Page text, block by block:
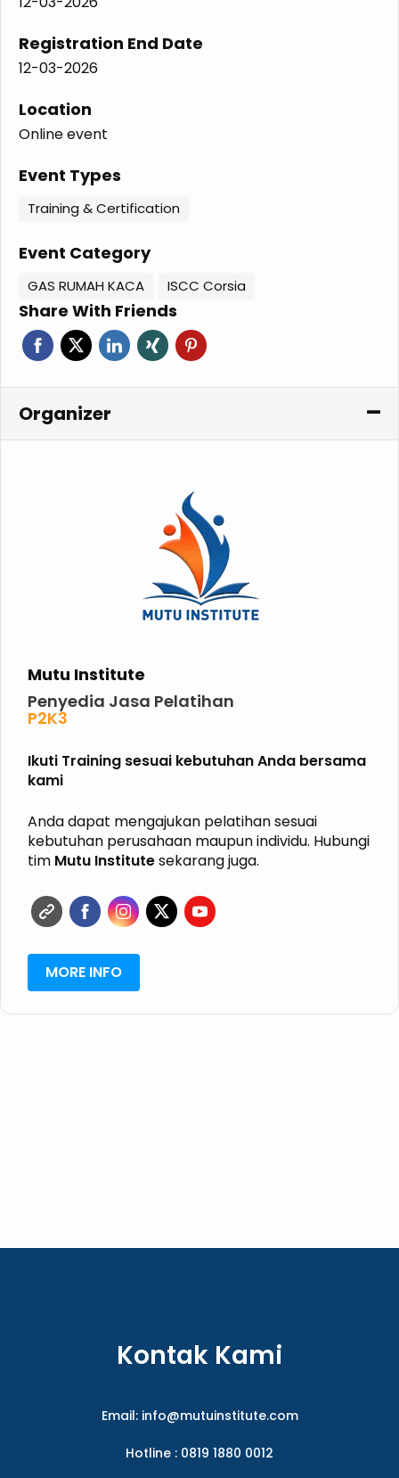
Registration End Date
12-03-2026
Location
Online event
Event Types
Training & Certification
Event Category
GAS RUMAH KACA ISCC Corsia
Share With Friends
Organizer
Mutu Institute
Penyedia Jasa Pelatihan
P2K3
K3 KIMIA
K3 MIGAS
ISO
GRK
ISPO
RSPO
SVLK
Ikuti Training sesuai kebutuhan Anda bersama
kami
Anda dapat mengajukan pelatihan sesuai
kebutuhan perusahaan maupun individu. Hubungi
tim Mutu Institutesekarang juga.
MORE INFO
Kontak Kami
Email: info@mutuinstitute.com
Hotline : 0819 1880 0012